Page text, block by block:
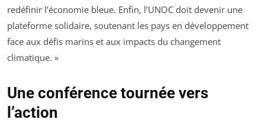
redéfinir l’économie bleue. Enfin, l’UNOC doit devenir une
plateforme solidaire, soutenant les pays en développement
face aux défis marins et aux impacts du changement
climatique. »
Une conférence tournée vers
l’action